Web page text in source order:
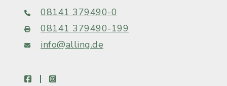
08141 379490-0
08141 379490-199
info@alling.de
facebookinstagram